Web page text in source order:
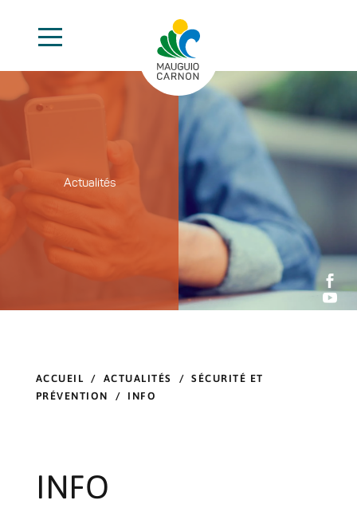


Actualités
ACCUEIL / ACTUALITÉS /SÉCURITÉ ET
PRÉVENTION
/ INFO
INFO